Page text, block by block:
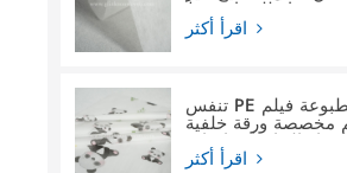
ماء للنساء فوط
صحية
تنفس PE المطبوعة فيلم
مخصصة ورقة خلفية
الخام لحفاضات
الأطفال